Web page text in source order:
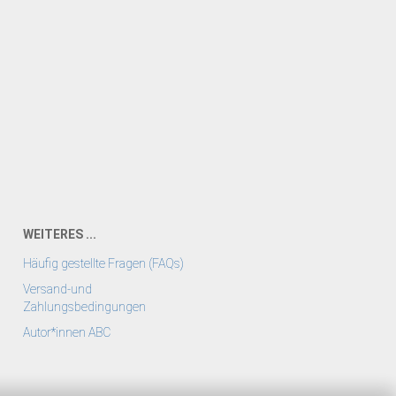
WEITERES ...
Häufig gestellte Fragen (FAQs)
Versand-und
Zahlungsbedingungen
Autor*innen ABC